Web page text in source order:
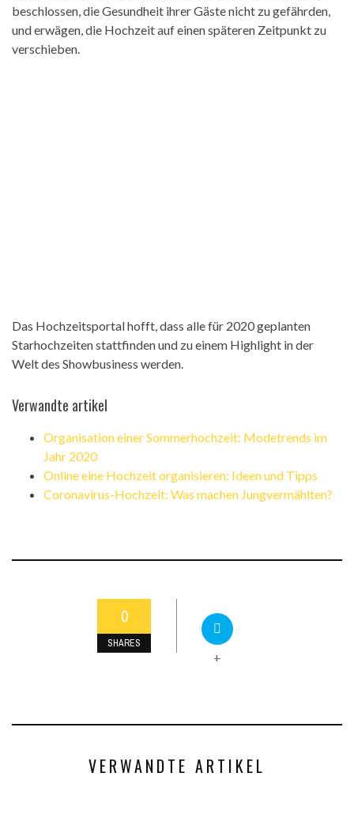
beschlossen, die Gesundheit ihrer Gäste nicht zu gefährden,
und erwägen, die Hochzeit auf einen späteren Zeitpunkt zu
verschieben.
Das Hochzeitsportal hofft, dass alle für 2020 geplanten
Starhochzeiten stattfinden und zu einem Highlight in der
Welt des Showbusiness werden.
Verwandte artikel
Organisation einer Sommerhochzeit: Modetrends im
Jahr 2020
Online eine Hochzeit organisieren: Ideen und Tipps
Coronavirus-Hochzeit: Was machen Jungvermählten?
0
SHARES
+
VERWANDTE ARTIKEL